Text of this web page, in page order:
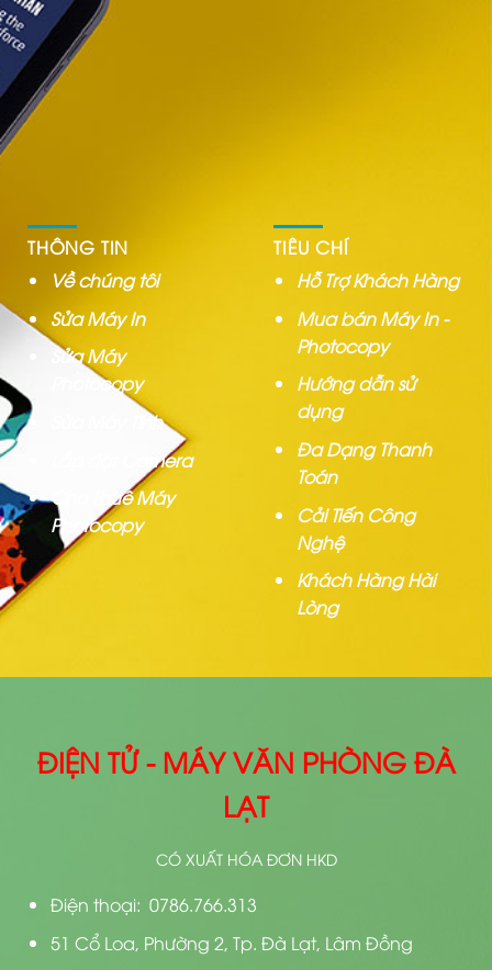
THÔNG TIN
Về chúng tôi
Sửa Máy In
Sửa Máy
Photocopy
Sửa Máy Tính
Lắp đặt Camera
Cho Thuê Máy
Photocopy
TIÊU CHÍ
Hỗ Trợ Khách Hàng
Mua bán Máy In -
Photocopy
Hướng dẫn sử
dụng
Đa Dạng Thanh
Toán
Cải Tiến Công
Nghệ
Khách Hàng Hài
Lòng
ĐIỆN TỬ - MÁY VĂN PHÒNG ĐÀ
LẠT
CÓ XUẤT HÓA ĐƠN HKD
Điện thoại: 0786.766.313
51 Cổ Loa, Phường 2, Tp. Đà Lạt, Lâm Đồng